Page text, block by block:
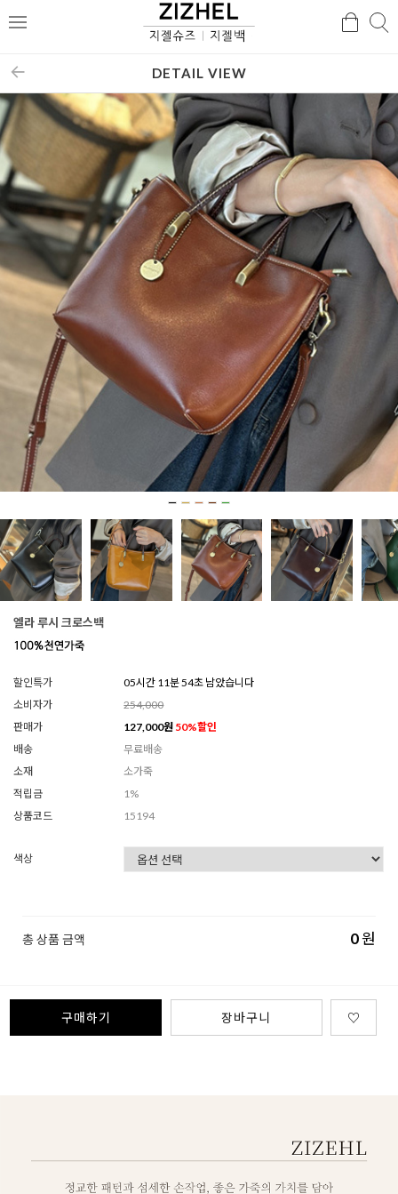
메
검
DETAIL VIEW
엘라 루시 크로스백
할인특가
05시간 11분 51초 남았습니다
소비자가
254,000
판매가
127,000원 50%할인
배송
무료배송
소재
소가죽
적립금
1%
상품코드
15194
색상
총 상품 금액 0원
구매하기 장바구니 ♡